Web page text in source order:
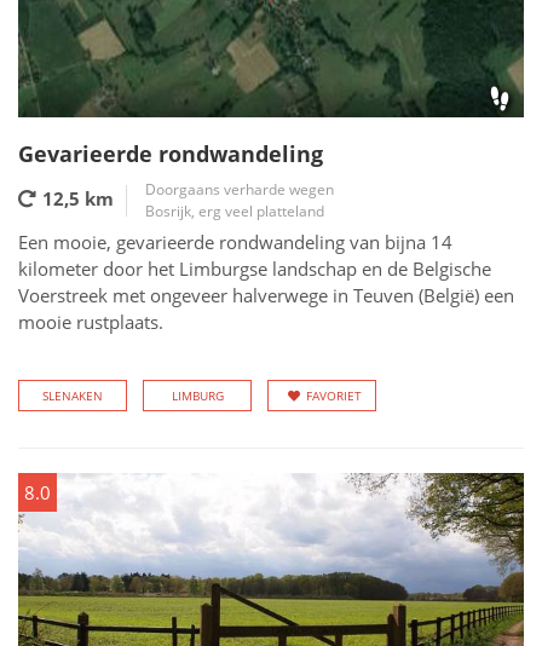
Gevarieerde rondwandeling
12,5 km
Doorgaans verharde wegen
Bosrijk, erg veel platteland
Een mooie, gevarieerde rondwandeling van bijna 14
kilometer door het Limburgse landschap en de Belgische
Voerstreek met ongeveer halverwege in Teuven (België) een
mooie rustplaats.
SLENAKEN LIMBURG FAVORIET
8.0